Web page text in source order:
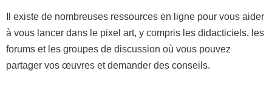
Il existe de nombreuses ressources en ligne pour vous aider
à vous lancer dans le pixel art, y compris les didacticiels, les
forums et les groupes de discussion où vous pouvez
partager vos œuvres et demander des conseils.